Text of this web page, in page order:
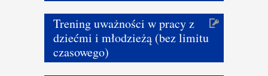
Trening uważności w pracy z
dziećmi i młodzieżą (bez limitu
czasowego)